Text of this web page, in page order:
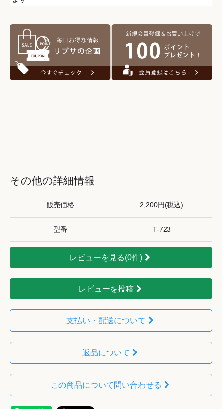
その他の詳細情報
販売価格 2,200円(税込)
型番 T-723
レビューを見る(0件)
レビューを投稿
支払い・配送について
返品について
この商品について問い合わせる